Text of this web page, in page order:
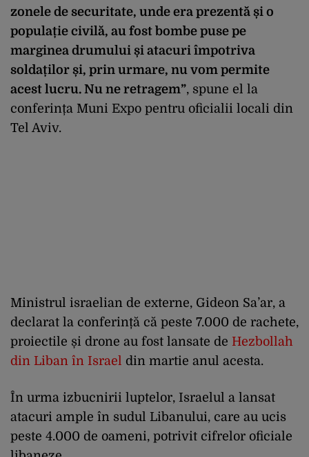
zonele de securitate, unde era prezentă și o
populație civilă, au fost bombe puse pe
marginea drumului și atacuri împotriva
soldaților și, prin urmare, nu vom permite
acest lucru. Nu ne retragem”, spune el la
conferința Muni Expo pentru oficialii locali din
Tel Aviv.
Ministrul israelian de externe, Gideon Sa’ar, a
declarat la conferință că peste 7.000 de rachete,
proiectile și drone au fost lansate de Hezbollah
din Liban în Israel din martie anul acesta.
În urma izbucnirii luptelor, Israelul a lansat
atacuri ample în sudul Libanului, care au ucis
peste 4.000 de oameni, potrivit cifrelor oficiale